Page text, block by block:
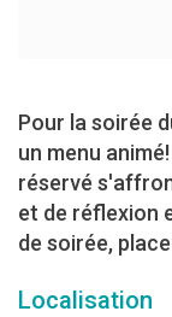
Pour la soirée
un menu
réservé
et de réflexion
de soirée,
Localisation